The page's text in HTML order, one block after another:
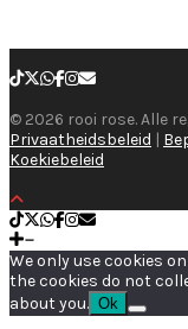
© 2026 rooi rose. Alle
Privaatheidsbeleid |
Koekiebeleid
We only use cookies
the cookies do not
about you. Ok